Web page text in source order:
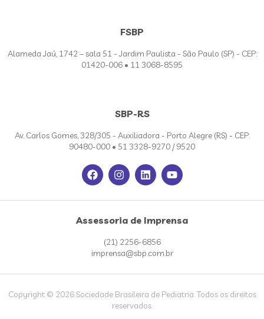
FSBP
Alameda Jaú, 1742 – sala 51 - Jardim Paulista - São Paulo (SP) - CEP:
01420-006 • 11 3068-8595
SBP-RS
Av. Carlos Gomes, 328/305 - Auxiliadora - Porto Alegre (RS) - CEP:
90480-000 • 51 3328-9270 / 9520
Assessoria de Imprensa
(21) 2256-6856
imprensa@sbp.com.br
Copyright © 2026 Sociedade Brasileira de Pediatria. Todos os direitos
reservados.